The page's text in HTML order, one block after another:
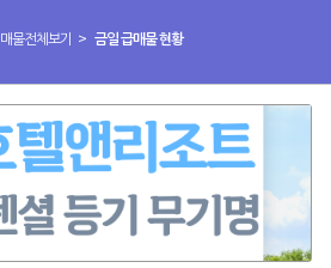
매물전체보기 > 금일 급매물 현황